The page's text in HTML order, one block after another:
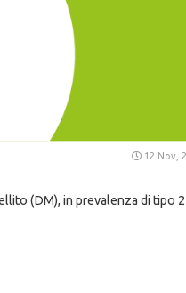
12 Nov,
(DM), in prevalenza di tipo 2